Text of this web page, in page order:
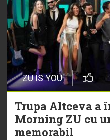
Dă volumul mai
cu Hitul Monstru
20 Iulie
Episod nou |
Christian
20 Iulie
Torpedoul lui
ZU IS YOU
Trupa Altceva a
Morning ZU cu
memorabil